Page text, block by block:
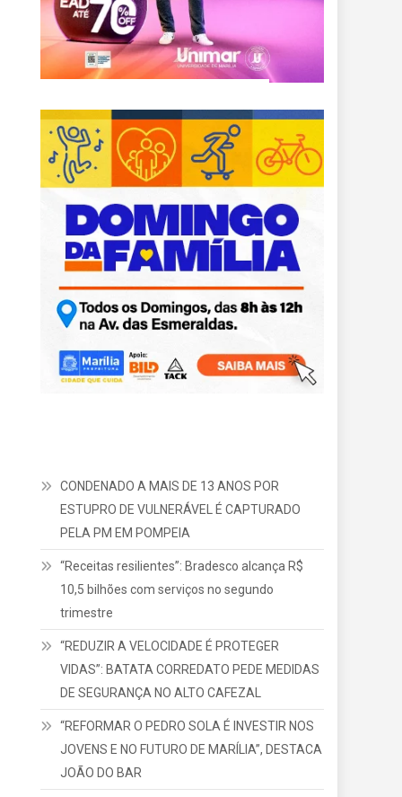
CONDENADO A MAIS DE 13 ANOS POR
ESTUPRO DE VULNERÁVEL É CAPTURADO
PELA PM EM POMPEIA
“Receitas resilientes”: Bradesco alcança R$
10,5 bilhões com serviços no segundo
trimestre
“REDUZIR A VELOCIDADE É PROTEGER
VIDAS”: BATATA CORREDATO PEDE MEDIDAS
DE SEGURANÇA NO ALTO CAFEZAL
“REFORMAR O PEDRO SOLA É INVESTIR NOS
JOVENS E NO FUTURO DE MARÍLIA”, DESTACA
JOÃO DO BAR